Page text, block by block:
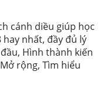
cánh diều giúp học
nhất, đầy đủ lý
Hình thành kiến
rộng, Tìm hiểu